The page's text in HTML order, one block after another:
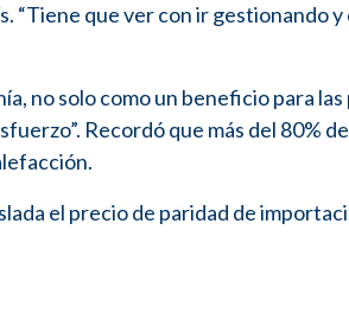
“Tiene que ver con ir gestionando
no solo como un beneficio para las
Recordó que más del 80%
el precio de paridad de